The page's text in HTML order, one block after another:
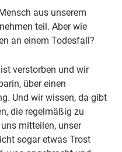
aus unserem
teil. Aber wie
an einem Todesfall?
verstorben und wir
über einen
Und wir wissen, da gibt
die regelmäßig zu
mitteilen, unser
sogar etwas Trost